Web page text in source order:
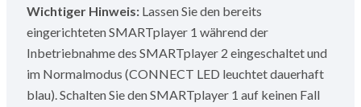
Wichtiger Hinweis:Lassen Sie den bereits
eingerichteten SMARTplayer 1 während der
Inbetriebnahme des SMARTplayer 2 eingeschaltet und
im Normalmodus (CONNECT LED leuchtet dauerhaft
blau). Schalten Sie den SMARTplayer 1 auf keinen Fall